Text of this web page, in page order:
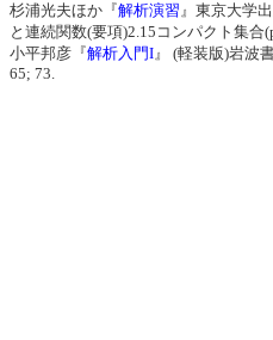
杉浦光夫ほか『解析演習』東京大学
と連続関数(要項)2.15コンパクト集合
小平邦彦『解析入門I』 (軽装版)岩波
65; 73.